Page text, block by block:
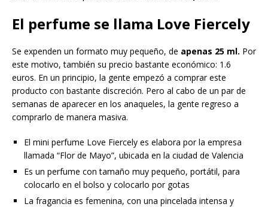
El perfume se llama Love Fiercely
Se expenden un formato muy pequeño, de apenas 25 ml. Por
este motivo, también su precio bastante económico: 1.6
euros. En un principio, la gente empezó a comprar este
producto con bastante discreción. Pero al cabo de un par de
semanas de aparecer en los anaqueles, la gente regreso a
comprarlo de manera masiva.
El mini perfume Love Fiercely es elabora por la empresa
llamada “Flor de Mayo”, ubicada en la ciudad de Valencia
Es un perfume con tamaño muy pequeño, portátil, para
colocarlo en el bolso y colocarlo por gotas
La fragancia es femenina, con una pincelada intensa y